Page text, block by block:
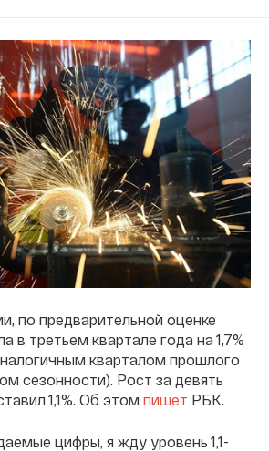
по предварительной оценке
в третьем квартале года на 1,7%
кварталом прошлого
сезонности). Рост за девять
1,1%. Об этом пишет РБК.
цифры, я жду уровень 1,1-